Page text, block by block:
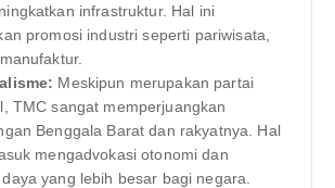
infrastruktur. Hal ini
promosi industri seperti pariwisata,
Meskipun merupakan partai
TMC sangat memperjuangkan
Benggala Barat dan rakyatnya. Hal
mengadvokasi otonomi dan
yang lebih besar bagi negara.